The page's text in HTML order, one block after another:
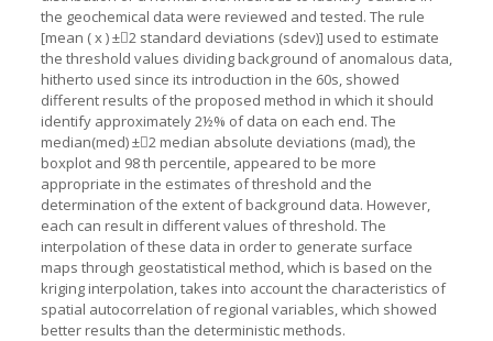
the geochemical data were reviewed and tested. The rule
[mean ( x ) ±2 standard deviations (sdev)] used to estimate
the threshold values dividing background of anomalous data,
hitherto used since its introduction in the 60s, showed
different results of the proposed method in which it should
identify approximately 2½% of data on each end. The
median(med) ±2 median absolute deviations (mad), the
boxplot and 98 th percentile, appeared to be more
appropriate in the estimates of threshold and the
determination of the extent of background data. However,
each can result in different values of threshold. The
interpolation of these data in order to generate surface
maps through geostatistical method, which is based on the
kriging interpolation, takes into account the characteristics of
spatial autocorrelation of regional variables, which showed
better results than the deterministic methods.